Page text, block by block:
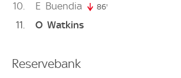
10 E Buendia 86'
11 O Watkins
Reservebank